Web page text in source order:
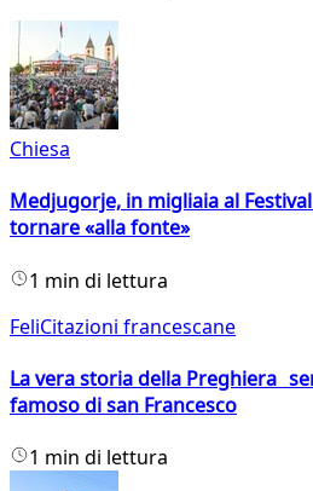
Chiesa
Medjugorje, in migliaia al
tornare «alla fonte»
1 min di lettura
FeliCitazioni francescane
La vera storia della Preghiera
famoso di san Francesco
1 min di lettura